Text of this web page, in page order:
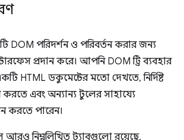
DOM পরিদর্শন ও পরিবর্তন করার জন্য
প্রদান করে। আপনি DOM ট্রি ব্যবহার
HTML ডকুমেন্টের মতো দেখতে, নির্দিষ্ট
করতে এবং অন্যান্য টুলের সাহায্যে
করতে পারেন।
আরও নিম্নলিখিত ট্যাবগুলো রয়েছে,